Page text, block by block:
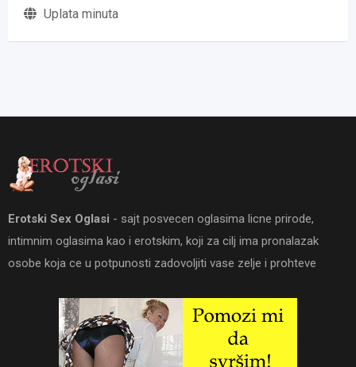
Uplata minuta
Erotski Sex Oglasi - sajt posvecen oglasima licne prirode,
intimnim oglasima kao i erotskim, koji za cilj ima pronalazak
osobe koja ce u potpunosti zadovoljiti vase zelje i prohteve